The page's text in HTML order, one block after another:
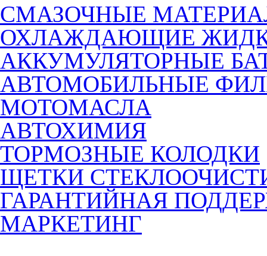
СМАЗОЧНЫЕ
ОХЛАЖДАЮЩИЕ
АККУМУЛЯТОРНЫЕ
АВТОМОБИЛЬНЫЕ
МОТОМАСЛА
АВТОХИМИЯ
ТОРМОЗНЫЕ КОЛОДКИ
ЩЕТКИ
ГАРАНТИЙНАЯ
МАРКЕТИНГ